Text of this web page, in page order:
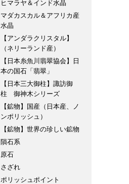
ヒマラヤ＆インド水晶
マダカスカル＆アフリカ産
水晶
【アンダラクリスタル】
（ネリーランド産）
【日本糸魚川翡翠協会】日
本の国石「翡翠」
【日本三大御柱】諏訪御
柱 御神木シリーズ
【鉱物】国産（日本産、ノ
ンポリッシュ）
【鉱物】世界の珍しい鉱物
隕石系
原石
さざれ
ポリッシュポイント